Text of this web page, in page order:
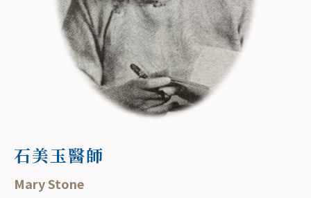
石美玉醫師
Mary Stone